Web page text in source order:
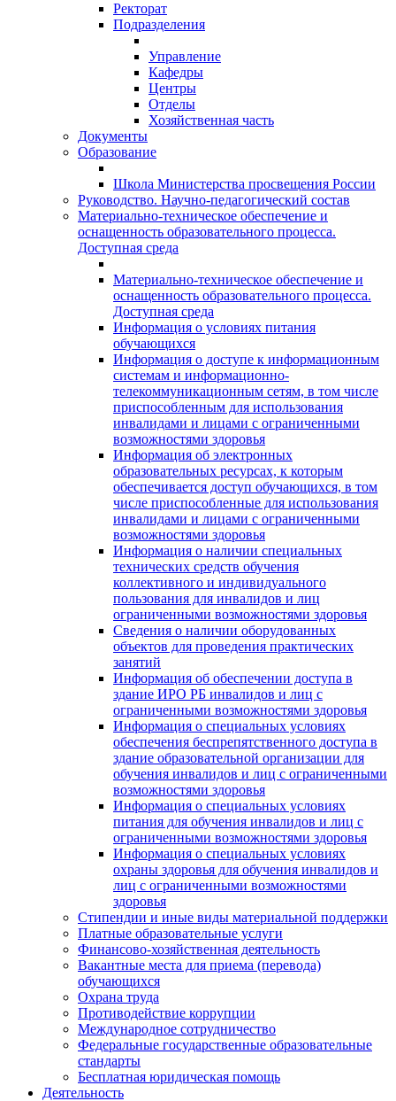
Ректорат
Подразделения
Управление
Кафедры
Центры
Отделы
Хозяйственная часть
Документы
Образование
Школа Министерства просвещения России
Руководство. Научно-педагогический состав
Материально-техническое обеспечение и
оснащенность образовательного процесса.
Доступная среда
Материально-техническое обеспечение и
оснащенность образовательного процесса.
Доступная среда
Информация о условиях питания
обучающихся
Информация о доступе к информационным
системам и информационно-
телекоммуникационным сетям, в том числе
приспособленным для использования
инвалидами и лицами с ограниченными
возможностями здоровья
Информация об электронных
образовательных ресурсах, к которым
обеспечивается доступ обучающихся, в том
числе приспособленные для использования
инвалидами и лицами с ограниченными
возможностями здоровья
Информация о наличии специальных
технических средств обучения
коллективного и индивидуального
пользования для инвалидов и лиц
ограниченными возможностями здоровья
Сведения о наличии оборудованных
объектов для проведения практических
занятий
Информация об обеспечении доступа в
здание ИРО РБ инвалидов и лиц с
ограниченными возможностями здоровья
Информация о специальных условиях
обеспечения беспрепятственного доступа в
здание образовательной организации для
обучения инвалидов и лиц с ограниченными
возможностями здоровья
Информация о специальных условиях
питания для обучения инвалидов и лиц с
ограниченными возможностями здоровья
Информация о специальных условиях
охраны здоровья для обучения инвалидов и
лиц с ограниченными возможностями
здоровья
Стипендии и иные виды материальной поддержки
Платные образовательные услуги
Финансово-хозяйственная деятельность
Вакантные места для приема (перевода)
обучающихся
Охрана труда
Противодействие коррупции
Международное сотрудничество
Федеральные государственные образовательные
стандарты
Бесплатная юридическая помощь
Деятельность